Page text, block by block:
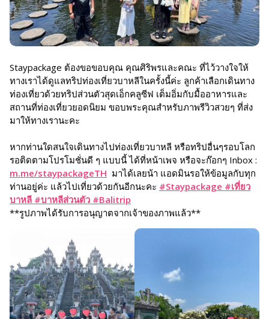
Staypackage ต้องขอขอบคุณ คุณศิริพรและคณะ ที่ไว้วางใจให้
ทางเราได้ดูแลทริปท่องเที่ยวบาหลีในครั้งนี้ค่ะ ลูกค้าเลือกเดินทาง
ท่องเที่ยวด้วยทริปส่วนตัวสุดเอ็กคลูซีฟ เต็มอิ่มกับมื้ออาหารและ
สถานที่ท่องเที่ยวยอดนิยม ขอบพระคุณสำหรับภาพรีวิวสวยๆ ที่ส่ง
มาให้ทางเรานะคะ
หากท่านใดสนใจเดินทางไปท่องเที่ยวบาหลี หรือทริปอื่นๆรอบโลก
รอติดตามโปรโมชั่นดี ๆ แบบนี้ ได้ที่หน้าเพจ หรือจะก๊อกๆ Inbox :
m.me/staypackageTH มาได้เลยน้า แอดมินรอให้ข้อมูลกับทุก
ท่านอยู่ค่ะ แล้วไปเที่ยวด้วยกันอีกนะคะ #Staypackage #เที่ยว
บาหลี #บาหลีส่วนตัว #Balitrip
**รูปภาพได้รับการอนุญาตจากเจ้าของภาพแล้ว**